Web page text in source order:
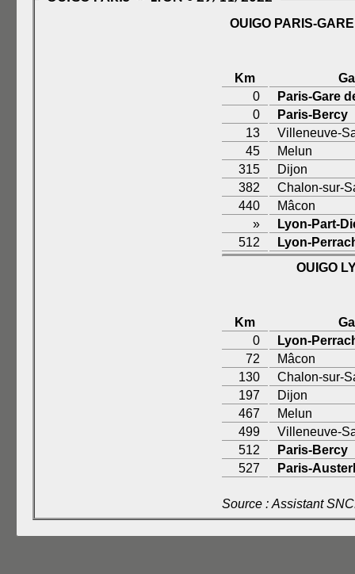
OUIGO PARIS-
Km
0
Paris-Gare
0
Paris-Bercy
13
Villeneuve-
45
Melun
315
Dijon
382
Chalon-sur-
440
Mâcon
»
Lyon-Part-
512
Lyon-
OUIGO
Km
0
Lyon-
72
Mâcon
130
Chalon-sur-
197
Dijon
467
Melun
499
Villeneuve-
512
Paris-Bercy
527
Paris-
Source : Assistant